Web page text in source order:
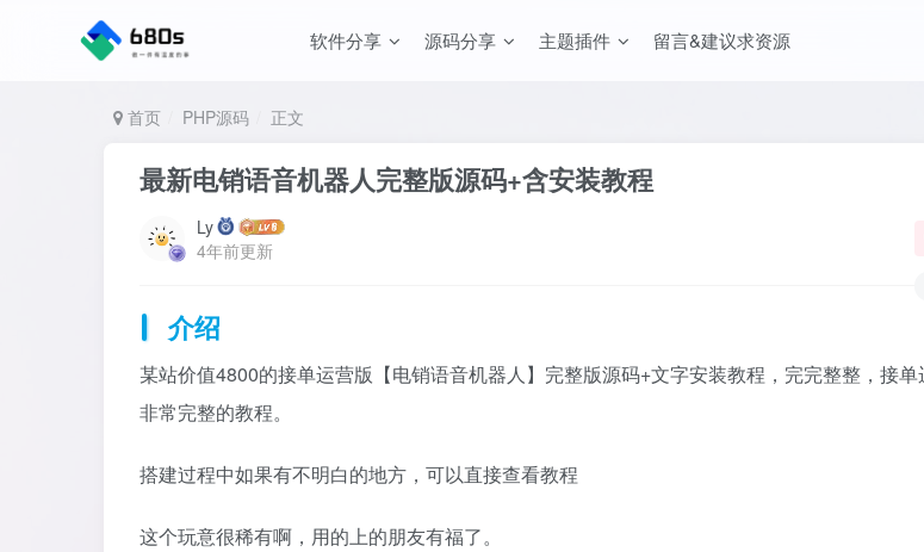
软件分享 源码分享 主题插件 留言&建议求资源
首页 PHP源码 正文
最新电销语音机器人完整版源码+含安装教程
Ly
4年前更新
介绍
某站价值4800的接单运营版【电销语音机器人】完整版源码+文字安装教程，完完整整，接
非常完整的教程。
搭建过程中如果有不明白的地方，可以直接查看教程
这个玩意很稀有啊，用的上的朋友有福了。